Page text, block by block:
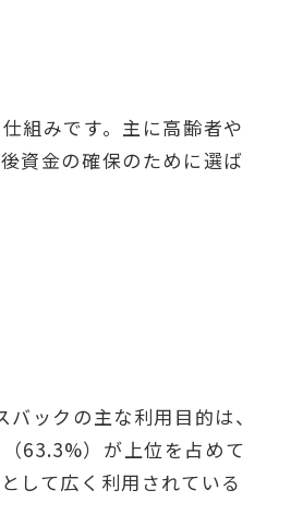
組みです。主に高齢者や
資金の確保のために選ば
ックの主な利用目的は、
63.3%）が上位を占めて
して広く利用されている